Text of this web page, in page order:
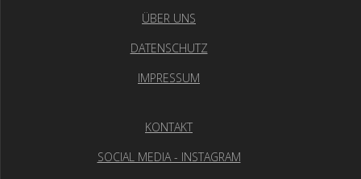
ÜBER UNS
DATENSCHUTZ
IMPRESSUM
KONTAKT
SOCIAL MEDIA - INSTAGRAM